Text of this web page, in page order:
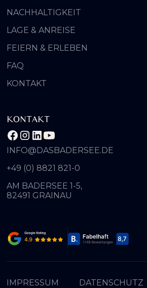
NACHHALTIGKEIT
LAGE & ANREISE
FEIERN & ERLEBEN
FAQ
KONTAKT
KONTAKT
INFO@DASBADERSEE.DE
+49 (0) 8821 821-0
AM BADERSEE 1-5,
82491 GRAINAU
IMPRESSUM DATENSCHUTZ